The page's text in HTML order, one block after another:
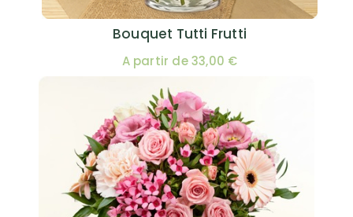
Bouquet Tutti Frutti
A partir de 33,00 €